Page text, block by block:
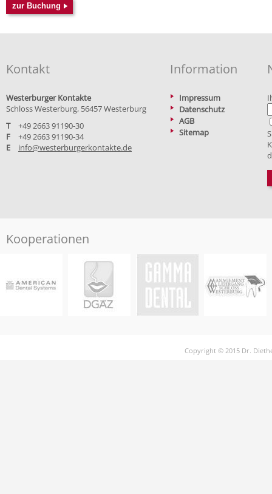
Kontakt
Westerburger Kontakte
Schloss Westerburg, 56457 Westerburg
T
+49 2663 91190-30
F
+49 2663 91190-34
E
info@westerburgerkontakte.de
Information
Impressum
Datenschutz
AGB
Sitemap
Kooperationen
Copyright © 2015 Dr.